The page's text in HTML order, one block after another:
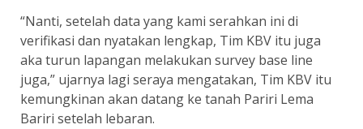
“Nanti, setelah data yang kami serahkan ini di
verifikasi dan nyatakan lengkap, Tim KBV itu juga
aka turun lapangan melakukan survey base line
juga,” ujarnya lagi seraya mengatakan, Tim KBV itu
kemungkinan akan datang ke tanah Pariri Lema
Bariri setelah lebaran.